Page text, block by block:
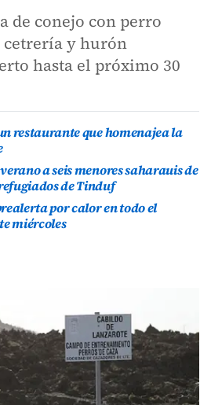
de conejo con perro
cetrería y hurón
hasta el próximo 30
restaurante que homenajea la
a seis menores saharauis de
de Tinduf
por calor en todo el
miércoles